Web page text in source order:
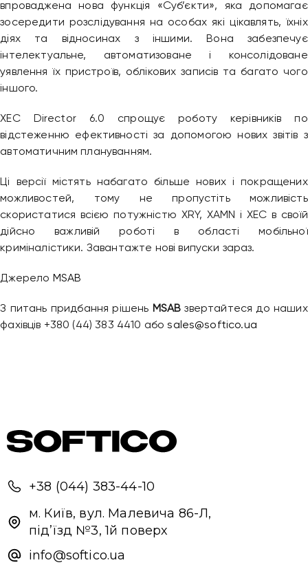
впроваджена нова функція «Суб’єкти», яка допомагає
зосередити розслідування на особах які цікавлять, їхніх
діях та відносинах з іншими. Вона забезпечує
інтелектуальне, автоматизоване і консолідоване
уявлення їх пристроїв, облікових записів та багато чого
іншого.
XEC Director 6.0 спрощує роботу керівників по
відстеженню ефективності за допомогою нових звітів з
автоматичним плануванням.
Ці версії містять набагато більше нових і покращених
можливостей, тому не пропустіть можливість
скористатися всією потужністю XRY, XAMN і XEC в своїй
дійсно важливій роботі в області мобільної
криміналістики. Завантажте нові випуски зараз.
Джерело MSAB
З питань придбання рішень MSAB звертайтеся до наших
фахівців +380 (44) 383 4410 абоsales@softico.ua
+38 (044) 383-44-10
м. Київ, вул. Малевича 86-Л,
під’їзд №3, 1й поверх
info@softico.ua
Привіт 👋, чим тобі допомогти?
Ми зазвичай відповідаємо дуже швидко